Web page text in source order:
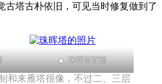
古塔古朴依旧，可见当时修复做到了
珠晖塔背面
和来雁塔很像，不过二、三层